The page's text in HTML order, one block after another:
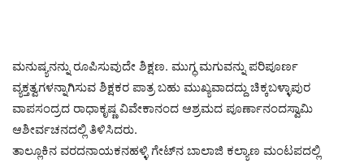
ಮನುಷ್ಯನನ್ನು ರೂಪಿಸುವುದೇ ಶಿಕ್ಷಣ. ಮುಗ್ಧ ಮಗುವನ್ನು ಪರಿಪೂರ್ಣ
ವ್ಯಕ್ತತ್ವಗಳನ್ನಾಗಿಸುವ ಶಿಕ್ಷಕರ ಪಾತ್ರ ಬಹು ಮುಖ್ಯವಾದದ್ದು ಚಿಕ್ಕಬಳ್ಳಾಪುರ
ವಾಪಸಂದ್ರದ ರಾಧಾಕೃಷ್ಣ ವಿವೇಕಾನಂದ ಆಶ್ರಮದ ಪೂರ್ಣಾನಂದಸ್ವಾಮಿ
ಆಶೀರ್ವಚನದಲ್ಲಿ ತಿಳಿಸಿದರು.
ತಾಲ್ಲೂಕಿನ ವರದನಾಯಕನಹಳ್ಳಿ ಗೇಟ್‌ನ ಬಾಲಾಜಿ ಕಲ್ಯಾಣ ಮಂಟಪದಲ್ಲಿ